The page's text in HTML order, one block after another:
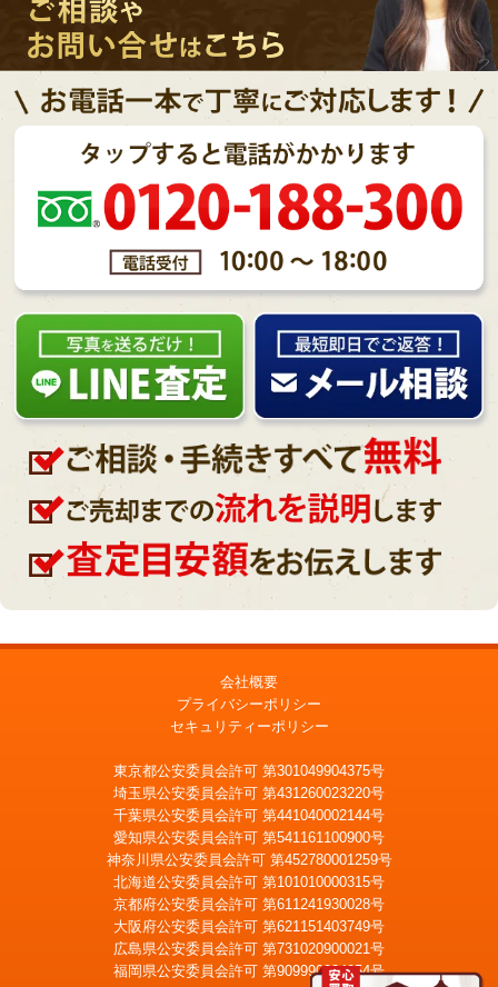
会社概要
プライバシーポリシー
セキュリティーポリシー
東京都公安委員会許可 第301049904375号
埼玉県公安委員会許可 第431260023220号
千葉県公安委員会許可 第441040002144号
愛知県公安委員会許可 第541161100900号
神奈川県公安委員会許可 第452780001259号
北海道公安委員会許可 第101010000315号
京都府公安委員会許可 第611241930028号
大阪府公安委員会許可 第621151403749号
広島県公安委員会許可 第731020900021号
福岡県公安委員会許可 第909990034054号